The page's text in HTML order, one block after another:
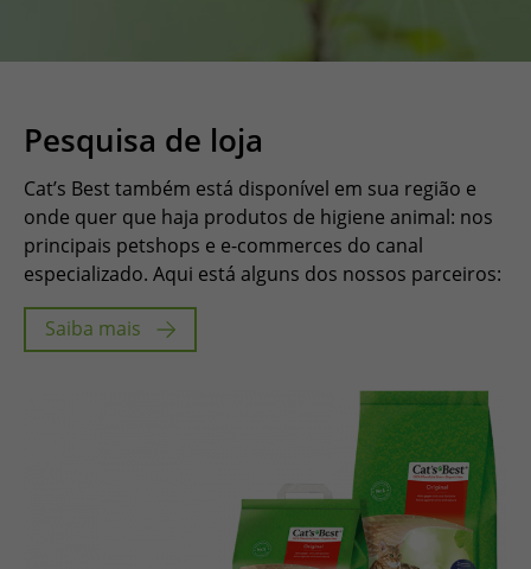
Pesquisa de loja
Cat’s Best também está disponível em sua região e
onde quer que haja produtos de higiene animal: nos
principais petshops e e-commerces do canal
especializado. Aqui está alguns dos nossos parceiros:
Saiba mais